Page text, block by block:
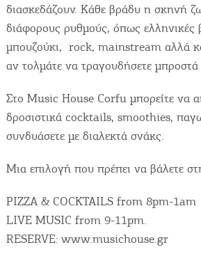
διασκεδάζουν. Κάθε βράδυ η σκηνή
διάφορους ρυθμούς, όπως ελληνικές
μπουζούκι, rock, mainstream αλλά
αν τολμάτε να τραγουδήσετε
Στο Music House Corfu μπορείτε να
δροσιστικά cocktails, smoothies,
συνδυάσετε με διαλεκτά σνάκς.
Μια επιλογή που πρέπει να βάλετε
PIZZA & COCKTAILS from 8pm-1am
LIVE MUSIC from 9-11pm.
RESERVE: www.musichouse.gr